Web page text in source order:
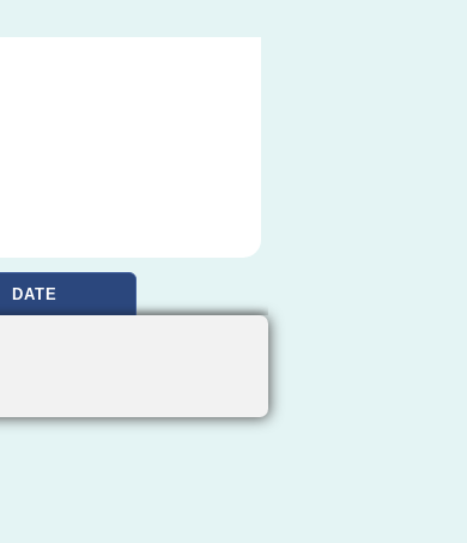
DATE